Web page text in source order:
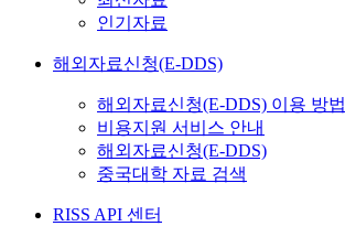
인기자료
해외자료신청(E-DDS)
해외자료신청(E-DDS) 이용 방법
비용지원 서비스 안내
해외자료신청(E-DDS)
중국대학 자료 검색
RISS API 센터